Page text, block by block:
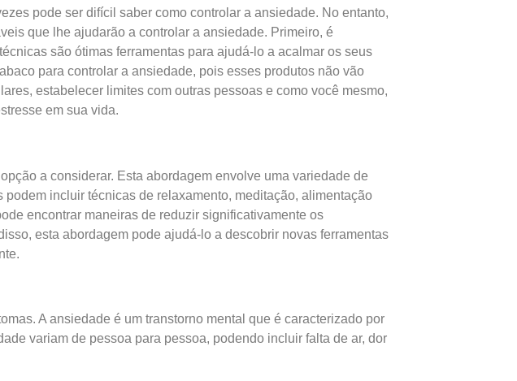
pode ser difícil saber como controlar a ansiedade. No entanto,
que lhe ajudarão a controlar a ansiedade. Primeiro, é
são ótimas ferramentas para ajudá-lo a acalmar os seus
para controlar a ansiedade, pois esses produtos não vão
estabelecer limites com outras pessoas e como você mesmo,
em sua vida.
a considerar. Esta abordagem envolve uma variedade de
incluir técnicas de relaxamento, meditação, alimentação
encontrar maneiras de reduzir significativamente os
esta abordagem pode ajudá-lo a descobrir novas ferramentas
A ansiedade é um transtorno mental que é caracterizado por
variam de pessoa para pessoa, podendo incluir falta de ar, dor